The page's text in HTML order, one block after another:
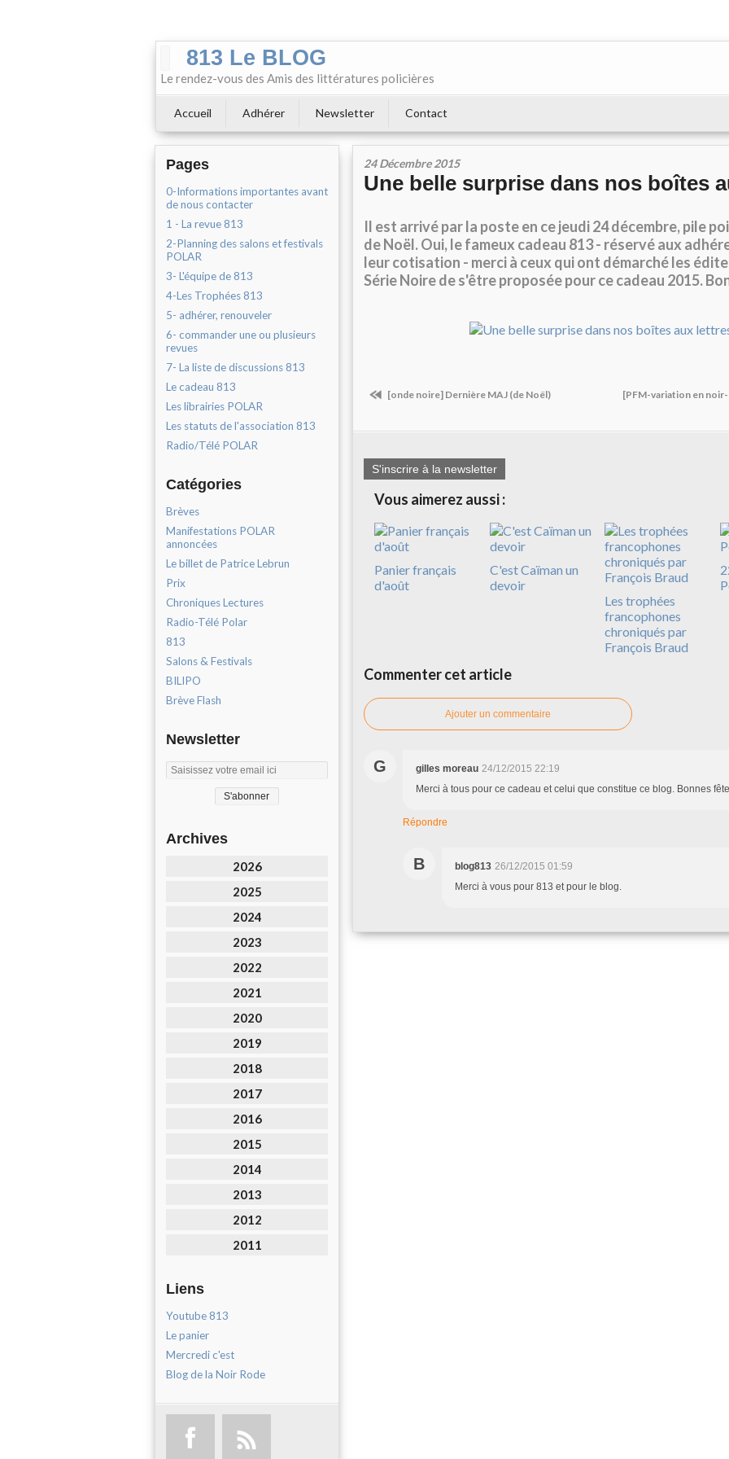
813 Le BLOG
Le rendez-vous des Amis des littératures policières
Accueil Adhérer Newsletter Contact
Pages
0-Informations importantes avant
de nous contacter
1 - La revue 813
2-Planning des salons et festivals
POLAR
3- L'équipe de 813
4-Les Trophées 813
5- adhérer, renouveler
6- commander une ou plusieurs
revues
7- La liste de discussions 813
Le cadeau 813
Les librairies POLAR
Les statuts de l'association 813
Radio/Télé POLAR
Catégories
Brèves
Manifestations POLAR
annoncées
Le billet de Patrice Lebrun
Prix
Chroniques Lectures
Radio-Télé Polar
813
Salons & Festivals
BILIPO
Brève Flash
Newsletter
Archives
2026
2025
2024
2023
2022
2021
2020
2019
2018
2017
2016
2015
2014
2013
2012
2011
Liens
Youtube 813
Le panier
Mercredi c'est
Blog de la Noir Rode
24 Décembre 2015
Une belle surprise dans nos boîtes
Il est arrivé par la poste en ce jeudi 24 décembre, pile
de Noël. Oui, le fameux cadeau 813 - réservé aux
leur cotisation - merci à ceux qui ont démarché les
Série Noire de s'être proposée pour ce cadeau 2015.
[onde noire] Dernière MAJ (de Noël) [PFM-variation en
S'inscrire à la newsletter
Vous aimerez aussi :
Panier français
d'août
C'est Caïman un
devoir
Les trophées
francophones
chroniqués par
François Braud
Commenter cet article
Ajouter un commentaire
G gilles moreau 24/12/2015 22:19
Merci à tous pour ce cadeau et celui que constitue ce blog. Bonnes
Répondre
B blog813 26/12/2015 01:59
Merci à vous pour 813 et pour le blog.